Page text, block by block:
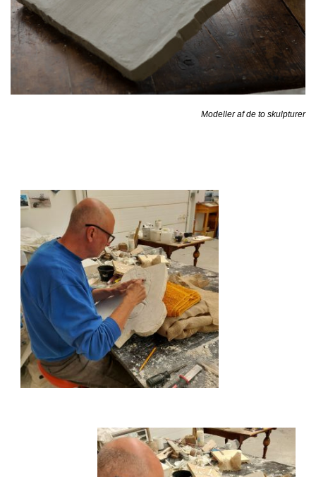
Modeller af de to skulpturer